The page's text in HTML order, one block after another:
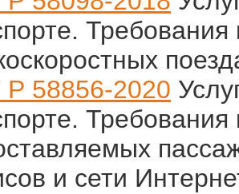
58856-2020
Требования
и сети